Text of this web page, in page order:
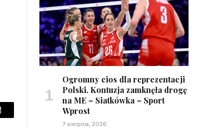
Ogromny cios dla reprezentacji
Polski. Kontuzja zamknęła drogę
na ME – Siatkówka – Sport
Wprost
7 sierpnia, 2026